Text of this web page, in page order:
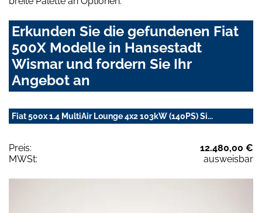
Erkunden Sie die gefundenen Fiat
500X Modelle in Hansestadt
Wismar und fordern Sie Ihr
Angebot an
Fiat 500x 1.4 MultiAir Lounge 4x2 103kW (140PS) Si...
Preis:
12.480,00 €
MWSt:
ausweisbar